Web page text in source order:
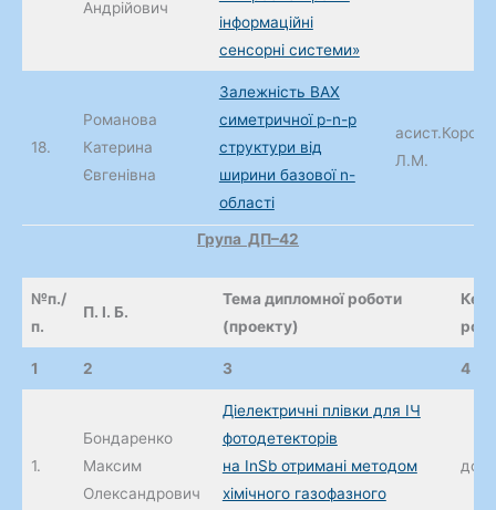
Андрійович
інформаційні
сенсорні системи»
18.
Романова
Катерина
Євгенівна
Залежність ВАХ
симетричної p-n-p
структури від
ширини базової n-
області
Л.М.
Група ДП–42
№п./
п.
П. І. Б.
Тема дипломної роботи
(проекту)
1 2 3 4
1.
Бондаренко
Максим
Олександрович
Діелектричні плівки для ІЧ
фотодетекторів
на InSb отримані методом
хімічного газофазного